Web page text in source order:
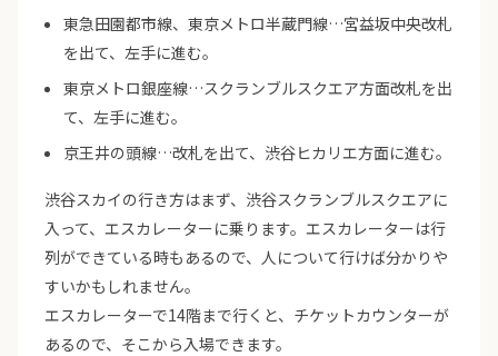
東急田園都市線、東京メトロ半蔵門線…宮益坂中央改札
を出て、左手に進む。
東京メトロ銀座線…スクランブルスクエア方面改札を出
て、左手に進む。
京王井の頭線…改札を出て、渋谷ヒカリエ方面に進む。
渋谷スカイの行き方はまず、渋谷スクランブルスクエアに
入って、エスカレーターに乗ります。エスカレーターは行
列ができている時もあるので、人について行けば分かりや
すいかもしれません。
エスカレーターで14階まで行くと、チケットカウンターが
あるので、そこから入場できます。